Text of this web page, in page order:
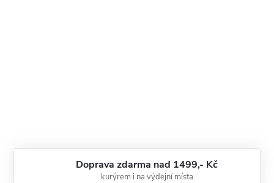
Doprava zdarma nad 1499,- Kč
kurýrem i na výdejní místa